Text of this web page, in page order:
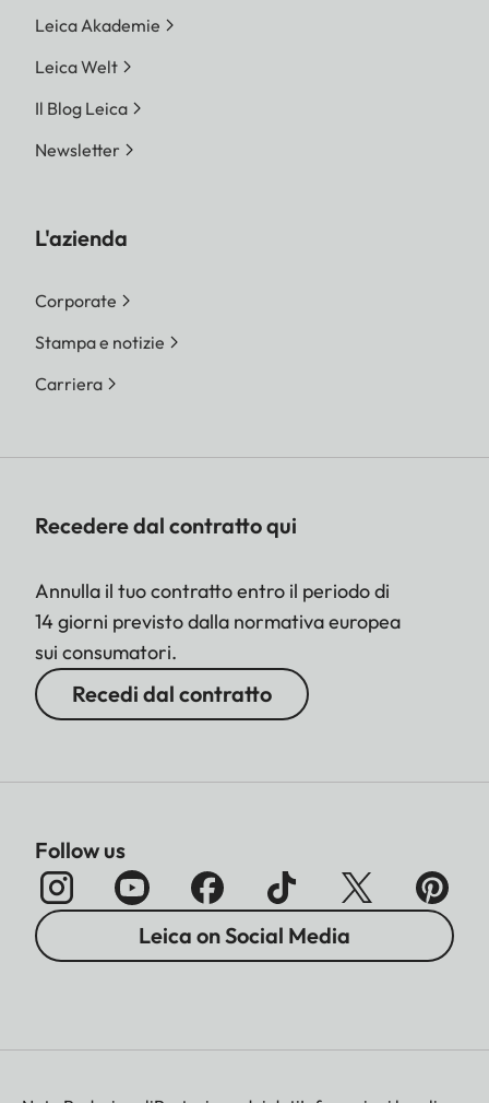
Leica Akademie
Leica Welt
Il Blog Leica
Newsletter
L'azienda
Corporate
Stampa e notizie
Carriera
Recedere dal contratto qui
Annulla il tuo contratto entro il periodo di
14 giorni previsto dalla normativa europea
sui consumatori.
Recedi dal contratto
Follow us
Leica on Social Media